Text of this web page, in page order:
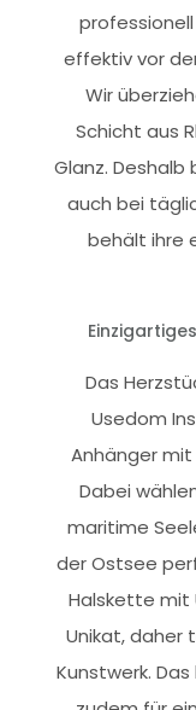
effektiv vor
Wir
Schicht aus
Glanz.
auch bei
behält ihre
Das
Usedom
Anhänger
Dabei
maritime
der Ostsee
Halskette mit
Unikat, daher
Kunstwerk.